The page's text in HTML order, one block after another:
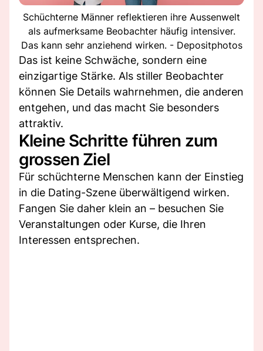
Schüchterne Männer reflektieren ihre Aussenwelt
als aufmerksame Beobachter häufig intensiver.
Das kann sehr anziehend wirken. - Depositphotos
Das ist keine Schwäche, sondern eine
einzigartige Stärke. Als stiller Beobachter
können Sie Details wahrnehmen, die anderen
entgehen, und das macht Sie besonders
attraktiv.
Kleine Schritte führen zum
grossen Ziel
Für schüchterne Menschen kann der Einstieg
in die Dating-Szene überwältigend wirken.
Fangen Sie daher klein an – besuchen Sie
Veranstaltungen oder Kurse, die Ihren
Interessen entsprechen.